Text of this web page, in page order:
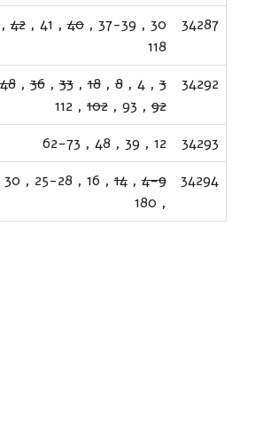
34287
30
,
37-39
,
40
,
41
,
42
,
118
34292
3
,
4
,
8
,
18
,
33
,
36
,
48
92
,
93
,
102
,
112
34293
12
,
39
,
48
,
62-73
34294
4-9
,
14
,
16
,
25-28
,
30
,
180